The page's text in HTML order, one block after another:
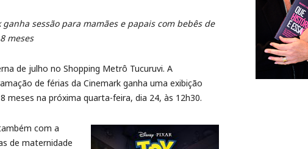
sessão para mamães e papais com bebês de
meses
de julho no Shopping Metrô Tucuruvi. A
de férias da Cinemark ganha uma exibição
meses na próxima quarta-feira, dia 24, às 12h30.
com a
de maternidade